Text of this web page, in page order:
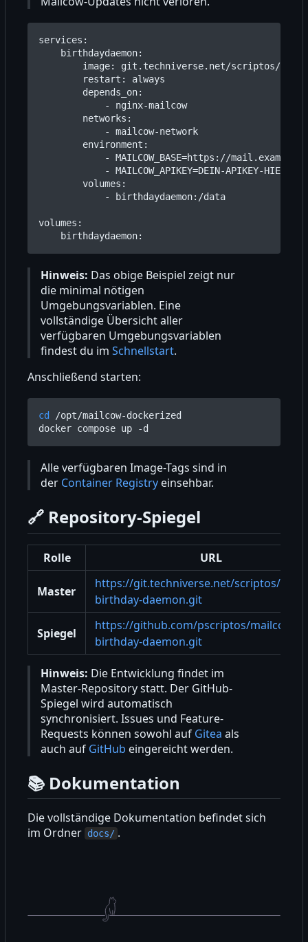
services :
birthdaydaemon:
image:
git.techniverse.net/scriptos/
restart :
always
depends_on:
- nginx-mailcow
networks :
- mailcow-network
environment :
- MAILCOW_BASE=https://
- MAILCOW_APIKEY=DEIN-APIKEY-HIER
volumes :
-
birthdaydaemon:/data
volumes :
birthdaydaemon:
Hinweis: Das obige Beispiel zeigt nur
die minimal nötigen
Umgebungsvariablen. Eine
vollständige Übersicht aller
verfügbaren Umgebungsvariablen
findest du im Schnellstart.
Anschließend starten:
cd
/opt/mailcow-dockerized
Alle verfügbaren Image-Tags sind in
der Container Registry einsehbar.
🔗 Repository-Spiegel
Rolle URL
Master
https://git.techniverse.net/scriptos/
birthday-daemon.git
Spiegel
https://github.com/pscriptos/mailcow-
birthday-daemon.git
Hinweis: Die Entwicklung findet im
Master-Repository statt. Der GitHub-
Spiegel wird automatisch
synchronisiert. Issues und Feature-
Requests können sowohl auf Gitea als
auch auf GitHub eingereicht werden.
📚 Dokumentation
Die vollständige Dokumentation befindet sich
im Ordner docs/ .